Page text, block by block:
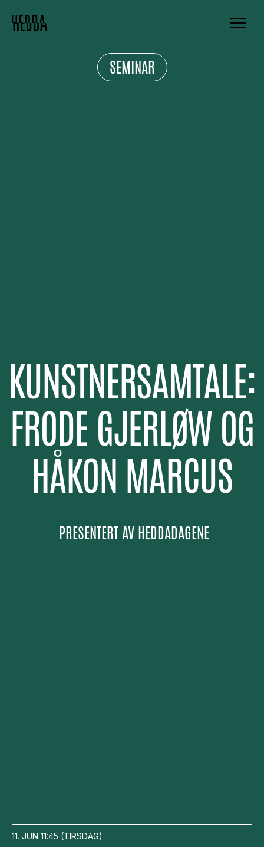
SEMINAR
KUNSTNERSAMTALE:
FRODE GJERLØW OG
HÅKON MARCUS
PRESENTERT AVHEDDADAGENE
11. JUN 11:45 (TIRSDAG)